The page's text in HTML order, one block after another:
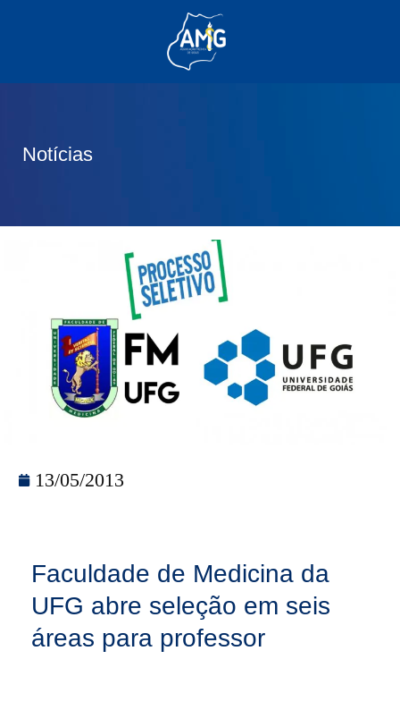
Notícias
13/05/2013
Faculdade de Medicina da
UFG abre seleção em seis
áreas para professor